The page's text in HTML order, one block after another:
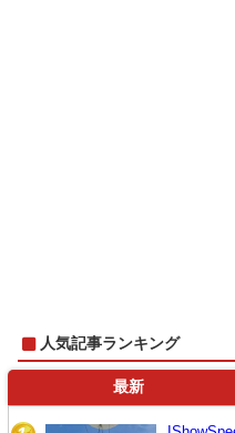
人気記事ランキング
最新